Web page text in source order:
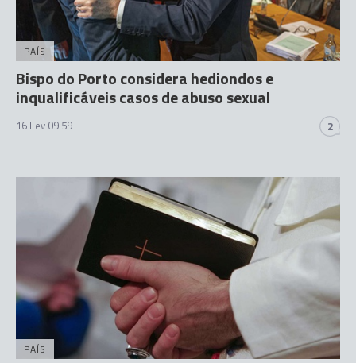
PAÍS
Bispo do Porto considera hediondos e
inqualificáveis casos de abuso sexual
16 Fev 09:59 2
PAÍS